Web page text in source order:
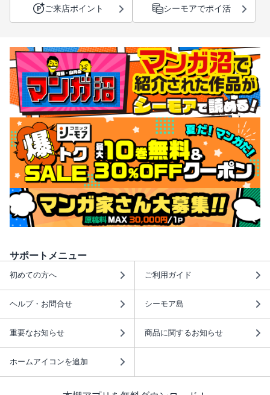
ご来店ポイント シーモアでポイ活
サポートメニュー
初めての方へ ご利用ガイド
ヘルプ・お問合せ シーモア島
重要なお知らせ 商品に関するお知らせ
ホームアイコンを追加